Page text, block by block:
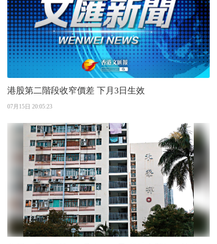
港股第二階段收窄價差 下月3日生效
07月15日 20:05:23